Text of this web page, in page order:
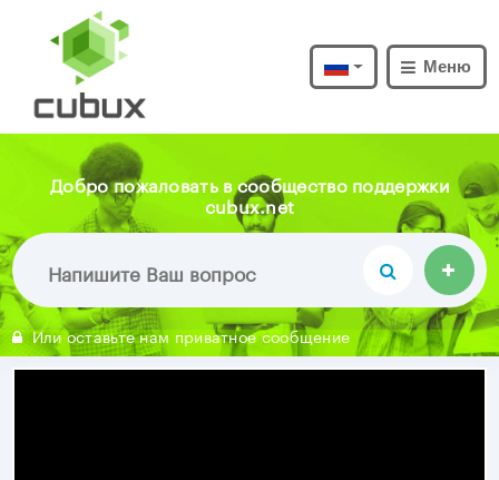
Меню
Добро пожаловать в сообщество поддержки
cubux.net
Или оставьте нам приватное сообщение